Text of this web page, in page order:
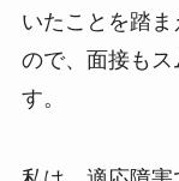
いたことを踏
ので、面接もス
す。